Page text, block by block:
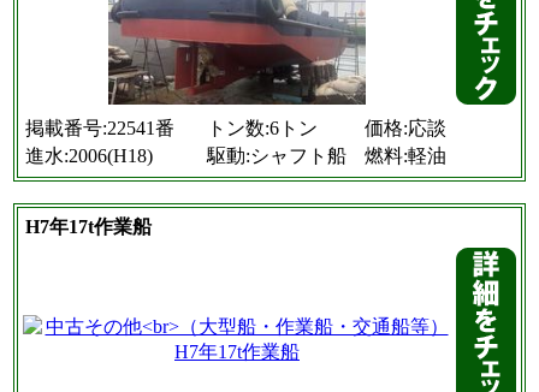
掲載番号:22541番 トン数:6トン
価格:応談
進水:2006(H18)
駆動:シャフト船 燃料:軽油
H7年17t作業船